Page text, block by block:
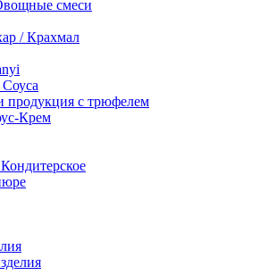
смеси
/ Крахмал
продукция с трюфелем
Крем